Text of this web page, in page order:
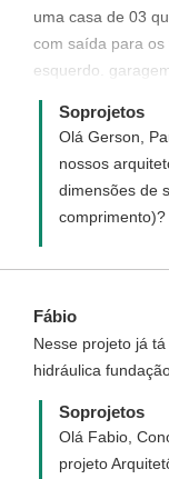
uma casa de 03
com saída para
esquerdo.
preferência com
Soprojetos
Olá Gerson,
nossos
dimensões de
comprimento)?
Fábio
Nesse projeto já
hidráulica
Soprojetos
Olá Fabio,
projeto